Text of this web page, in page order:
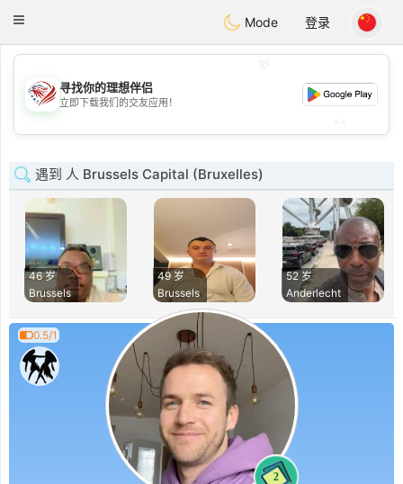
Dating
Toggle
Mode 登录
💖
💕
寻找你的理想伴侣
立即下载我们的交友应用！
遇到 人 Brussels Capital (Bruxelles)
46 岁
Brussels
49 岁
Brussels
52 岁
Anderlecht
0.5/1
2